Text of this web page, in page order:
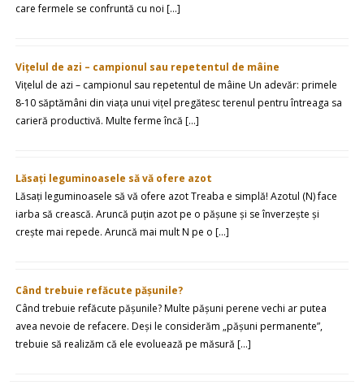
care fermele se confruntă cu noi […]
Vițelul de azi – campionul sau repetentul de mâine
Vițelul de azi – campionul sau repetentul de mâine Un adevăr: primele
8-10 săptămâni din viața unui vițel pregătesc terenul pentru întreaga sa
carieră productivă. Multe ferme încă […]
Lăsați leguminoasele să vă ofere azot
Lăsați leguminoasele să vă ofere azot Treaba e simplă! Azotul (N) face
iarba să crească. Aruncă puțin azot pe o pășune și se înverzește și
crește mai repede. Aruncă mai mult N pe o […]
Când trebuie refăcute pășunile?
Când trebuie refăcute pășunile? Multe pășuni perene vechi ar putea
avea nevoie de refacere. Deși le considerăm „pășuni permanente”,
trebuie să realizăm că ele evoluează pe măsură […]